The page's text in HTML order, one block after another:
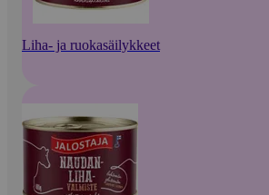
Liha- ja ruokasäilykkeet